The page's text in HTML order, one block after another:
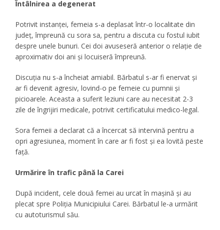
Întâlnirea a degenerat
Potrivit instanței, femeia s-a deplasat într-o localitate din
județ, împreună cu sora sa, pentru a discuta cu fostul iubit
despre unele bunuri. Cei doi avuseseră anterior o relație de
aproximativ doi ani și locuiseră împreună.
Discuția nu s-a încheiat amiabil. Bărbatul s-ar fi enervat și
ar fi devenit agresiv, lovind-o pe femeie cu pumnii și
picioarele. Aceasta a suferit leziuni care au necesitat 2-3
zile de îngrijiri medicale, potrivit certificatului medico-legal.
Sora femeii a declarat că a încercat să intervină pentru a
opri agresiunea, moment în care ar fi fost și ea lovită peste
față.
Urmărire în trafic până la Carei
După incident, cele două femei au urcat în mașină și au
plecat spre Poliția Municipiului Carei. Bărbatul le-a urmărit
cu autoturismul său.